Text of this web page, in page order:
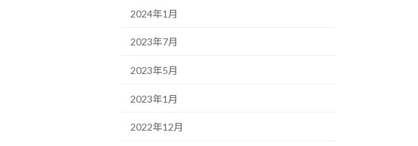
2024年1月
2023年7月
2023年5月
2023年1月
2022年12月